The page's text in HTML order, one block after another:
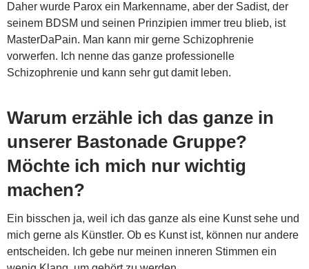
Daher wurde Parox ein Markenname, aber der Sadist, der
seinem BDSM und seinen Prinzipien immer treu blieb, ist
MasterDaPain. Man kann mir gerne Schizophrenie
vorwerfen. Ich nenne das ganze professionelle
Schizophrenie und kann sehr gut damit leben.
Warum erzähle ich das ganze in
unserer Bastonade Gruppe?
Möchte ich mich nur wichtig
machen?
Ein bisschen ja, weil ich das ganze als eine Kunst sehe und
mich gerne als Künstler. Ob es Kunst ist, können nur andere
entscheiden. Ich gebe nur meinen inneren Stimmen ein